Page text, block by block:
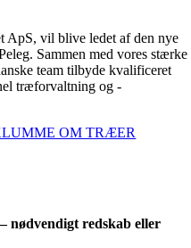
ApS, vil blive ledet af den nye
Sammen med vores stærke
team tilbyde kvalificeret
træforvaltning og -
nødvendigt redskab eller